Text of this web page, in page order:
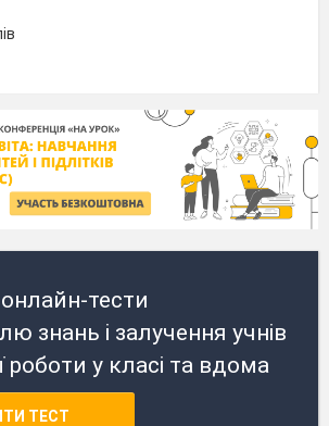
тести
знань і залучення учнів
роботи у класі та вдома
ТЕСТ